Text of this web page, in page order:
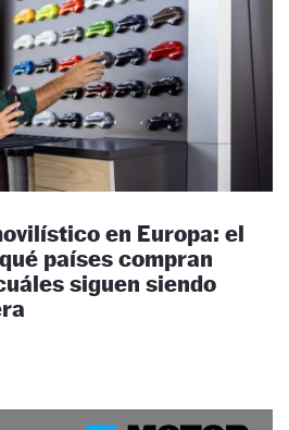
en Europa: el
países compran
siguen siendo